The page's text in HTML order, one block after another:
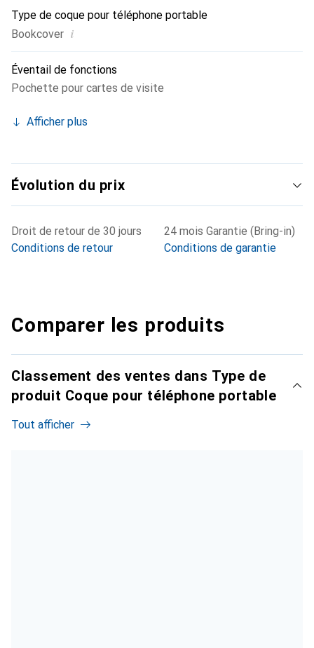
Type de coque pour téléphone portable
Bookcover i
Éventail de fonctions
Pochette pour cartes de visite
Afficher plus
Évolution du prix
Droit de retour de 30 jours
Conditions de retour
24 mois Garantie (Bring-in)
Conditions de garantie
Comparer les produits
Classement des ventes dans Type de
produit Coque pour téléphone portable
Tout afficher